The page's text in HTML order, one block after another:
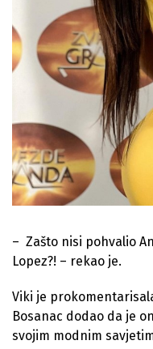
– Zašto nisi pohvalio
Lopez?! – rekao je.
Viki je
Bosanac dodao da je
svojim modnim